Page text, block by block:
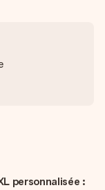
personnalisée :